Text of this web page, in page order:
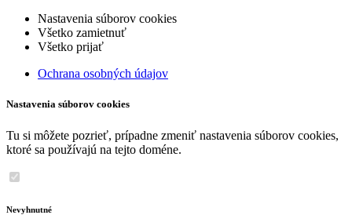
Nastavenia súborov cookies
Všetko zamietnuť
Všetko prijať
Ochrana osobných údajov
Nastavenia súborov cookies
Tu si môžete pozrieť, prípadne zmeniť nastavenia súborov cookies,
ktoré sa používajú na tejto doméne.
Nevyhnutné